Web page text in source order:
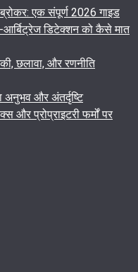
एक संपूर्ण 2026 गाइड
आर्बिट्रेज डिटेक्शन को कैसे मात
छलावा, और रणनीति
अनुभव और अंतर्दृष्टि
प्रोप्राइटरी फर्मों पर